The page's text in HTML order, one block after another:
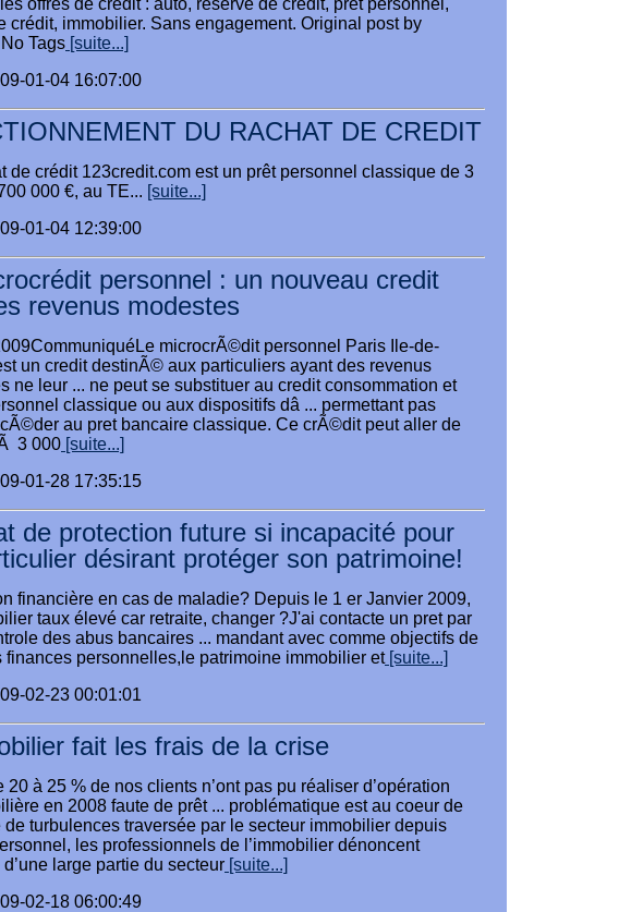
offres de crédit : auto, réserve de crédit, prêt personnel,
crédit, immobilier. Sans engagement. Original post by
Tags [suite...]
01-04 16:07:00
DU RACHAT DE CREDIT
de crédit 123credit.com est un prêt personnel classique de 3
000 €, au TE... [suite...]
01-04 12:39:00
personnel : un nouveau credit
revenus modestes
microcrÃ©dit personnel Paris Ile-de-
un credit destinÃ© aux particuliers ayant des revenus
ne leur ... ne peut se substituer au credit consommation et
classique ou aux dispositifs dâ ... permettant pas
au pret bancaire classique. Ce crÃ©dit peut aller de
3 000 [suite...]
01-28 17:35:15
de protection future si incapacité pour
désirant protéger son patrimoine!
financière en cas de maladie? Depuis le 1 er Janvier 2009,
taux élevé car retraite, changer ?J'ai contacte un pret par
des abus bancaires ... mandant avec comme objectifs de
finances personnelles,le patrimoine immobilier et[suite...]
02-23 00:01:01
fait les frais de la crise
20 à 25 % de nos clients n’ont pas pu réaliser d’opération
en 2008 faute de prêt ... problématique est au coeur de
de turbulences traversée par le secteur immobilier depuis
les professionnels de l’immobilier dénoncent
d’une large partie du secteur [suite...]
02-18 06:00:49